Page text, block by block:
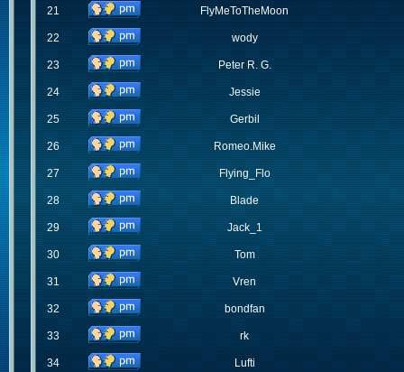
21 FlyMeToTheMoon
22 wody
23 Peter R. G.
24 Jessie
25 Gerbil
26 Romeo.Mike
27 Flying_Flo
28 Blade
29 Jack_1
30 Tom
31 Vren
32 bondfan
33 rk
34 Lufti